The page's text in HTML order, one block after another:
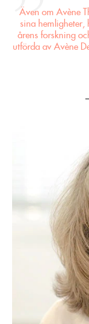
Även om Avène
sina hemligheter,
årens forskning
utförda av Avène